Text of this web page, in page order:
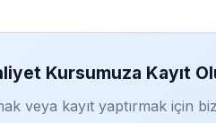
Kursumuza Kayıt
veya kayıt yaptırmak için